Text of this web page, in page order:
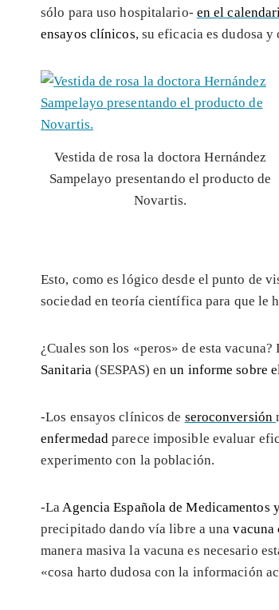
sólo para uso hospitalario- en el
ensayos clínicos, su eficacia es dudosa y
Vestida de rosa la doctora Hernández
Sampelayo presentando el producto de
Novartis.
Esto, como es lógico desde el punto de
sociedad en teoría científica para que le
¿Cuales son los «peros» de esta
Sanitaria(SESPAS) enun informe sobre
-Los ensayos clínicos de seroconversión
enfermedad parece imposible evaluar
experimento con la población.
-LaAgencia Española de Medicamentos
precipitado dando vía libre a unavacuna
manera masiva la vacuna es necesario
«cosa harto dudosa con la información